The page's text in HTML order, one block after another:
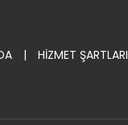
| HİZMET ŞARTLARI